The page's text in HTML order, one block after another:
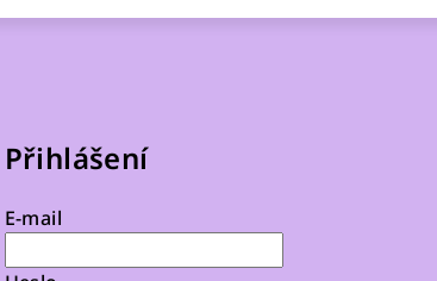
Přihlášení
E-mail